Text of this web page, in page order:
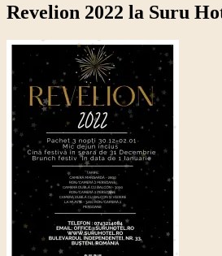
Revelion 2022 la Suru